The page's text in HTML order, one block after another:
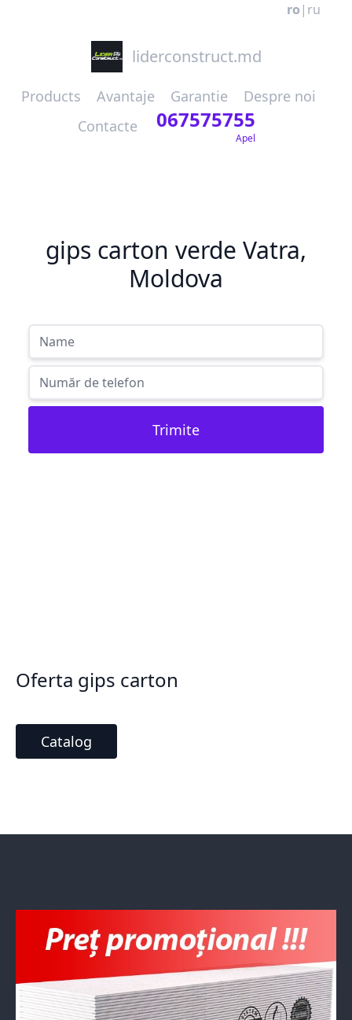
ro | ru
liderconstruct.md
Products Avantaje Garantie
Despre noi
Contacte
067575755
Apel
gips carton verde Vatra,
Moldova
Trimite
Oferta gips carton
Catalog